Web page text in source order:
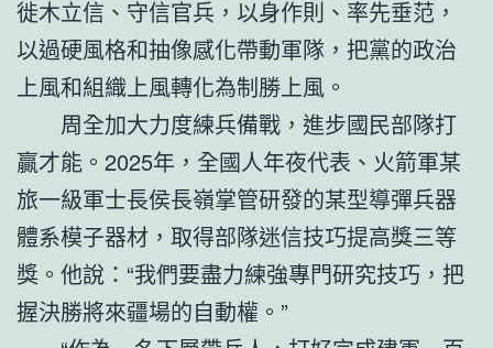
徙木立信、守信官兵，以身作則、率先垂范，
以過硬風格和抽像感化帶動軍隊，把黨的政治
上風和組織上風轉化為制勝上風。
周全加大力度練兵備戰，進步國民部隊打
贏才能。2025年，全國人年夜代表、火箭軍某
旅一級軍士長侯長嶺掌管研發的某型導彈兵器
體系模子器材，取得部隊迷信技巧提高獎三等
獎。他說：“我們要盡力練強專門研究技巧，把
握決勝將來疆場的自動權。”